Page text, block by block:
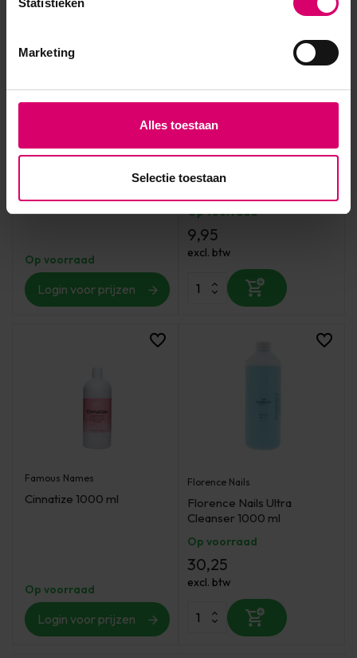
Statistieken
Marketing
Alles toestaan
Selectie toestaan
Releaf Cuti-cal 946 ml
Op voorraad
Login voor prijzen
LoveNess Cover Sparkling
Pink Acrylic Powder by
Op voorraad
9,95
excl. btw
Famous Names
Cinnatize 1000 ml
Op voorraad
Login voor prijzen
Florence Nails
Florence Nails Ultra
Cleanser 1000 ml
Op voorraad
30,25
excl. btw